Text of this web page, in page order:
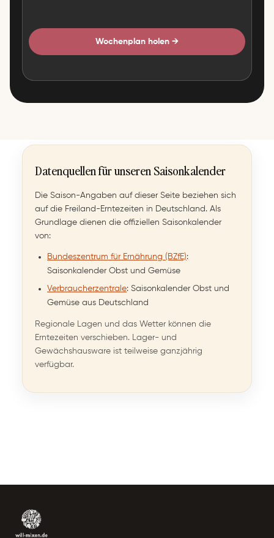
Wochenplan holen →
Datenquellen für unseren Saisonkalender
Die Saison-Angaben auf dieser Seite beziehen sich
auf die Freiland-Erntezeiten in Deutschland. Als
Grundlage dienen die offiziellen Saisonkalender
von:
Bundeszentrum für Ernährung (BZfE):
Saisonkalender Obst und Gemüse
Verbraucherzentrale: Saisonkalender Obst und
Gemüse aus Deutschland
Regionale Lagen und das Wetter können die
Erntezeiten verschieben. Lager- und
Gewächshausware ist teilweise ganzjährig
verfügbar.